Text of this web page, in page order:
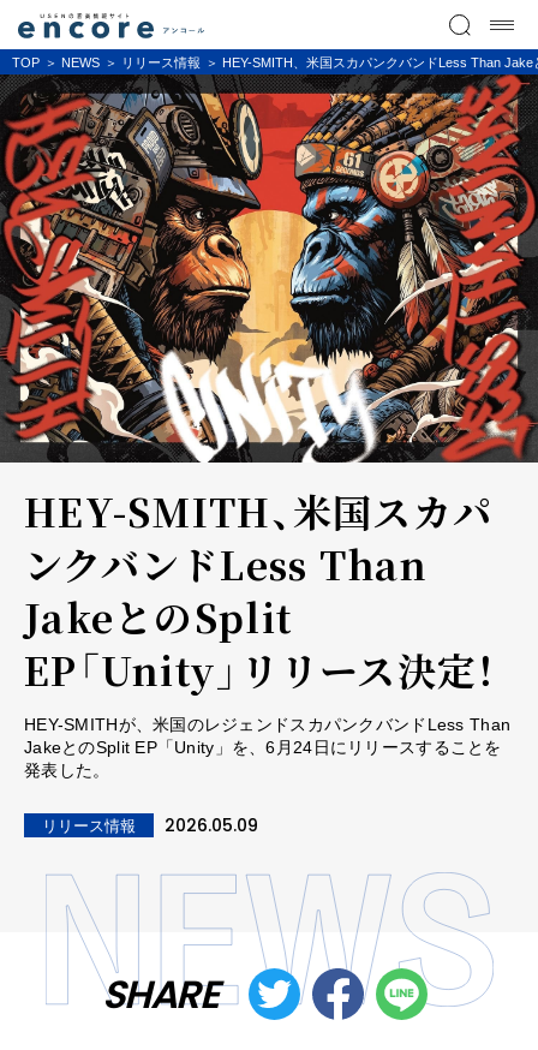
TOP NEWS リリース情報 HEY-SMITH、米国スカパンクバンドLess Than
HEY-SMITH、米国スカパ
ンクバンドLess Than
JakeとのSplit
EP「Unity」リリース決定！
HEY-SMITHが、米国のレジェンドスカパンクバンドLess Than
JakeとのSplit EP「Unity」を、6月24日にリリースすることを
発表した。
リリース情報 2026.05.09
SHARE